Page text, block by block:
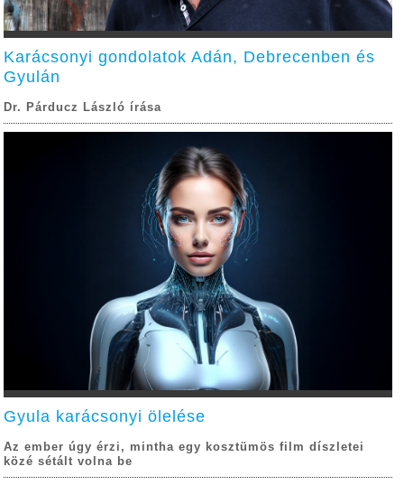
Karácsonyi gondolatok Adán, Debrecenben és
Gyulán
Dr. Párducz László írása
Gyula karácsonyi ölelése
Az ember úgy érzi, mintha egy kosztümös film díszletei
közé sétált volna be